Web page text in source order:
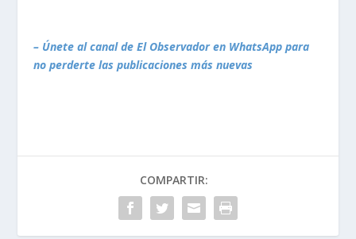
– Únete al canal de El Observador en WhatsApp para
no perderte las publicaciones más nuevas
COMPARTIR: